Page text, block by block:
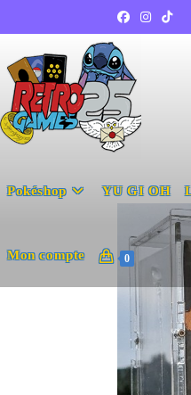
Pokéshop YU GI OH
Mon compte 0